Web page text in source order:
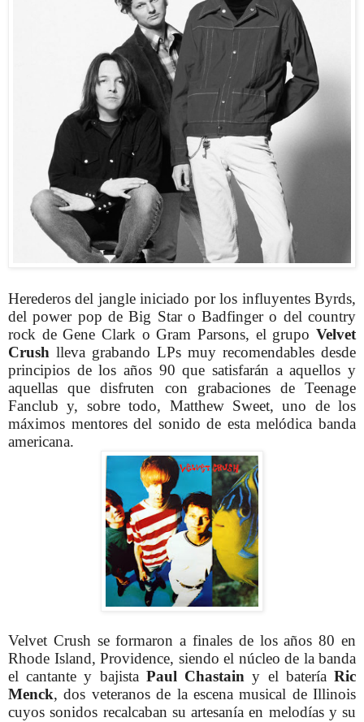
Herederos del jangle iniciado por los influyentes Byrds,
del power pop de Big Star o Badfinger o del country
rock de Gene Clark o Gram Parsons, el grupo Velvet
Crush lleva grabando LPs muy recomendables desde
principios de los años 90 que satisfarán a aquellos y
aquellas que disfruten con grabaciones de Teenage
Fanclub y, sobre todo, Matthew Sweet, uno de los
máximos mentores del sonido de esta melódica banda
americana.
Velvet Crush se formaron a finales de los años 80 en
Rhode Island, Providence, siendo el núcleo de la banda
el cantante y bajista Paul Chastain y el bateríaRic
Menck, dos veteranos de la escena musical de Illinois
cuyos sonidos recalcaban su artesanía en melodías y su